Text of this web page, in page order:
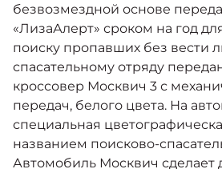
от 2 069 000
Практичный
кроссовер
от 3 125 000
Страховые программы
безвозмездной основе
«ЛизаАлерт» сроком на год
поиску пропавших без вести
спасательному отряду
кроссовер Москвич 3 с
передач, белого цвета. На
специальная
названием поисково-
Автомобиль Москвич сделает